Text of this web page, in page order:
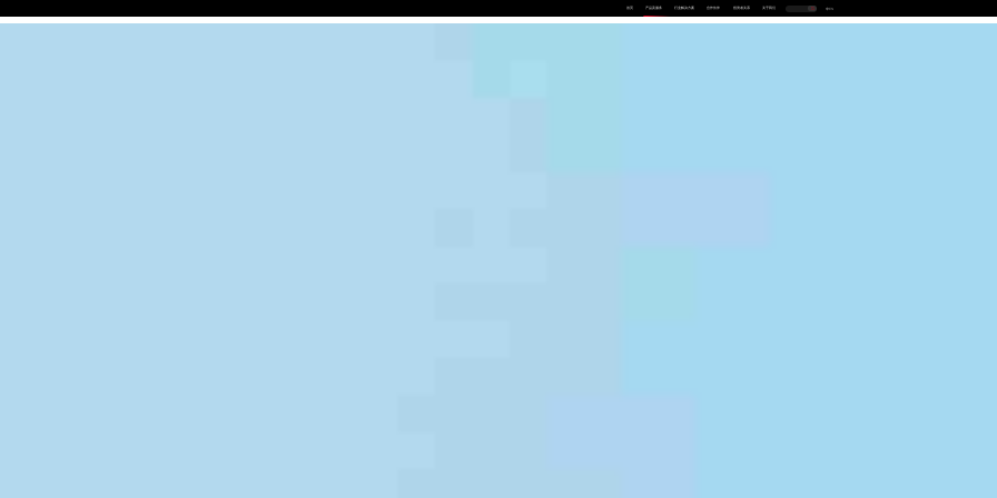
首页 产品及服务 行业解决方案 合作伙伴 投资者关系 关于我们 中EN